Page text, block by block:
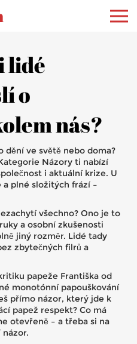
lidé
o
nás?
dění ve světě nebo doma?
Názory ti nabízí
i aktuální krize. U
plné složitých frází –
všechno? Ono je to
a osobní zkušenosti
jiný rozměr. Lidé tady
zbytečných filrů a
papeže Františka od
monotónní papouškování
přímo názor, který jde k
papež respekt? Co má
otevřeně – a třeba si na